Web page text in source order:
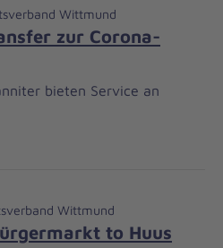
Wittmund
zur Corona-
bieten Service an
Wittmund
to Huus